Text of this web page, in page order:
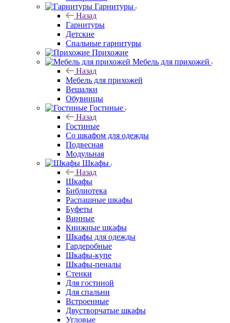
Гарнитуры
Назад
Гарнитуры
Детские
Спальные гарнитуры
Прихожие
Мебель для прихожей
Назад
Мебель для прихожей
Вешалки
Обувницы
Гостиные
Назад
Гостиные
Со шкафом для одежды
Подвесная
Модульная
Шкафы
Назад
Шкафы
Библиотека
Распашные шкафы
Буфеты
Винные
Книжные шкафы
Шкафы для одежды
Гардеробные
Шкафы-купе
Шкафы-пеналы
Стенки
Для гостиной
Для спальни
Встроенные
Двустворчатые шкафы
Угловые